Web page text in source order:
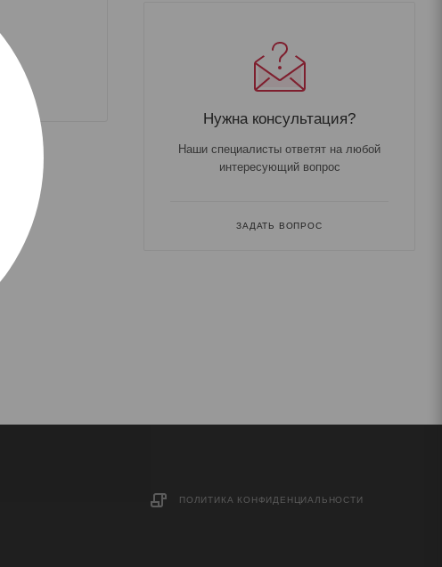
Нужна консультация?
Наши специалисты ответят на любой
интересующий вопрос
ЗАДАТЬ ВОПРОС
ПОЛИТИКА КОНФИДЕНЦИАЛЬНОСТИ